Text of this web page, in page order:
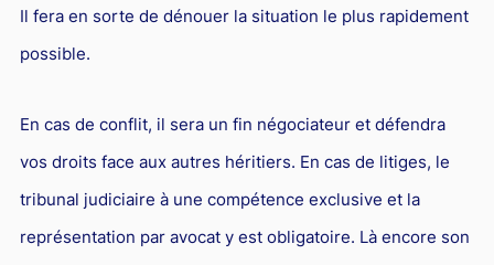
Il fera en sorte de dénouer la situation le plus rapidement
possible.
En cas de conflit, il sera un fin négociateur et défendra
vos droits face aux autres héritiers. En cas de litiges, le
tribunal judiciaire à une compétence exclusive et la
représentation par avocat y est obligatoire. Là encore son